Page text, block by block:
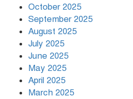
October 2025
September 2025
August 2025
July 2025
June 2025
May 2025
April 2025
March 2025